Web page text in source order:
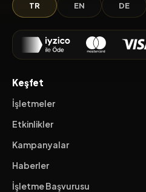
TR EN DE
Keşfet
İşletmeler
Etkinlikler
Kampanyalar
Haberler
İşletme Başvurusu